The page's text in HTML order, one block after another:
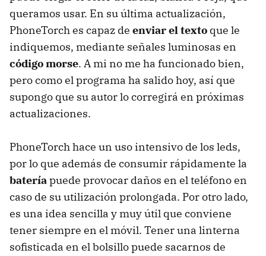
queramos usar. En su última actualización,
PhoneTorch es capaz de enviar el texto que le
indiquemos, mediante señales luminosas en
código morse. A mi no me ha funcionado bien,
pero como el programa ha salido hoy, así que
supongo que su autor lo corregirá en próximas
actualizaciones.
PhoneTorch hace un uso intensivo de los leds,
por lo que además de consumir rápidamente la
bateríapuede provocar daños en el teléfono en
caso de su utilización prolongada. Por otro lado,
es una idea sencilla y muy útil que conviene
tener siempre en el móvil. Tener una linterna
sofisticada en el bolsillo puede sacarnos de